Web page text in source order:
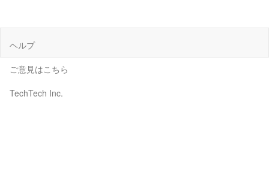
ヘルプ
ご意見はこちら
TechTech Inc.